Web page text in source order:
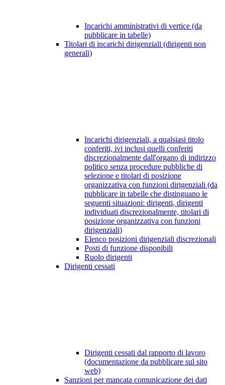
Incarichi amministrativi di vertice (da
pubblicare in tabelle)
Titolari di incarichi dirigenziali (dirigenti non
generali)
Incarichi dirigenziali, a qualsiasi titolo
conferiti, ivi inclusi quelli conferiti
discrezionalmente dall'organo di indirizzo
politico senza procedure pubbliche di
selezione e titolari di posizione
organizzativa con funzioni dirigenziali (da
pubblicare in tabelle che distinguano le
seguenti situazioni: dirigenti, dirigenti
individuati discrezionalmente, titolari di
posizione organizzativa con funzioni
dirigenziali)
Elenco posizioni dirigenziali discrezionali
Posti di funzione disponibili
Ruolo dirigenti
Dirigenti cessati
Dirigenti cessati dal rapporto di lavoro
(documentazione da pubblicare sul sito
web)
Sanzioni per mancata comunicazione dei dati